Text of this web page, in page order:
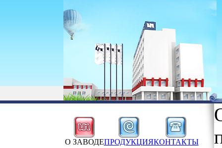
О ЗАВОДЕПРОДУКЦИЯКОНТАКТЫ